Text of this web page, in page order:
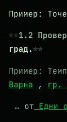
Пример:
1.2
град.
Пример:
Варна , гр.
… от Едни